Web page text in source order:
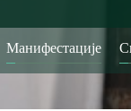
Манифестације